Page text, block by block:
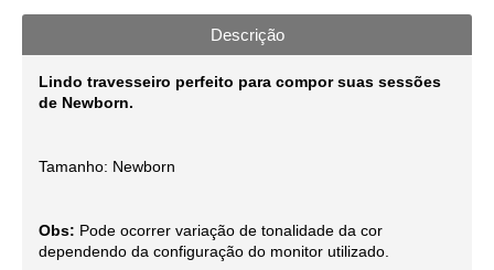
Descrição
Lindo travesseiro perfeito para compor suas sessões
de Newborn.
Tamanho: Newborn
Obs: Pode ocorrer variação de tonalidade da cor
dependendo da configuração do monitor utilizado.